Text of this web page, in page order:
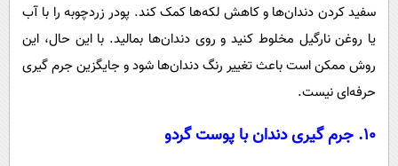
سفید کردن دندان‌ها و کاهش لکه‌ها کمک کند. پودر زردچوبه را با آب
یا روغن نارگیل مخلوط کنید و روی دندان‌ها بمالید. با این حال، این
روش ممکن است باعث تغییر رنگ دندان‌ها شود و جایگزین جرم گیری
حرفه‌ای نیست.
۱۰. جرم گیری دندان با پوست گردو